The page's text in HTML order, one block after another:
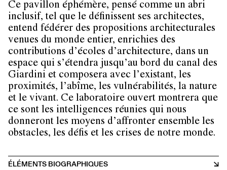
Ce pavillon éphémère, pensé comme un abri
inclusif, tel que le définissent ses architectes,
entend fédérer des propositions architecturales
venues du monde entier, enrichies des
contributions d’écoles d’architecture, dans un
espace qui s’étendra jusqu’au bord du canal des
Giardini et composera avec l’existant, les
proximités, l’abîme, les vulnérabilités, la nature
et le vivant. Ce laboratoire ouvert montrera que
ce sont les intelligences réunies qui nous
donneront les moyens d’affronter ensemble les
obstacles, les défis et les crises de notre monde.
ÉLÉMENTS BIOGRAPHIQUES